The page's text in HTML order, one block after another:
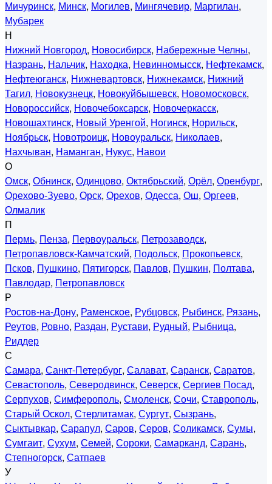
Мичуринск, Минск, Могилев, Мингячевир, Маргилан,
Мубарек
Н
Нижний Новгород, Новосибирск, Набережные Челны,
Назрань, Нальчик, Находка, Невинномысск, Нефтекамск,
Нефтеюганск, Нижневартовск, Нижнекамск, Нижний
Тагил, Новокузнецк, Новокуйбышевск, Новомосковск,
Новороссийск, Новочебоксарск, Новочеркасск,
Новошахтинск, Новый Уренгой, Ногинск, Норильск,
Ноябрьск, Новотроицк, Новоуральск, Николаев,
Нахчыван, Наманган, Нукус, Навои
О
Омск, Обнинск, Одинцово, Октябрьский, Орёл, Оренбург,
Орехово-Зуево, Орск, Орехов, Одесса, Ош, Оргеев,
Олмалик
П
Пермь, Пенза, Первоуральск, Петрозаводск,
Петропавловск-Камчатский, Подольск, Прокопьевск,
Псков, Пушкино, Пятигорск, Павлов, Пушкин, Полтава,
Павлодар, Петропавловск
Р
Ростов-на-Дону, Раменское, Рубцовск, Рыбинск, Рязань,
Реутов, Ровно, Раздан, Рустави, Рудный, Рыбница,
Риддер
С
Самара, Санкт-Петербург, Салават, Саранск, Саратов,
Севастополь, Северодвинск, Северск, Сергиев Посад,
Серпухов, Симферополь, Смоленск, Сочи, Ставрополь,
Старый Оскол, Стерлитамак, Сургут, Сызрань,
Сыктывкар, Сарапул, Саров, Серов, Соликамск, Сумы,
Сумгаит, Сухум, Семей, Сороки, Самарканд, Сарань,
Степногорск, Сатпаев
У